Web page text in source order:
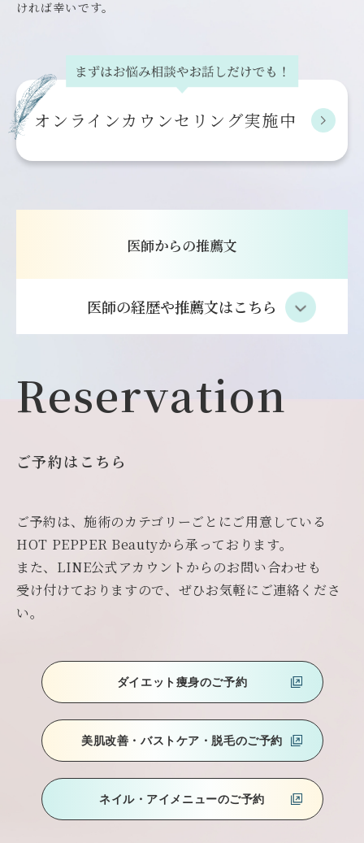
ければ幸いです。
オンライン カウンセリング実施中
医師からの推薦文
医師の経歴や推薦文はこちら
Reservation
ご予約はこちら
ご予約は、施術のカテゴリーごとにご用意している
HOT PEPPER Beautyから承っております。
また、LINE公式アカウントからのお問い合わせも
受け付けておりますので、ぜひお気軽にご連絡くださ
い。
ダイエット痩身のご予約
美肌改善・バストケア ・脱毛のご予約
ネイル・アイメニューのご予約